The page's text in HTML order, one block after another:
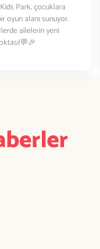
Park, çocuklara
oyun alanı sunuyor.
ailelerin yeni